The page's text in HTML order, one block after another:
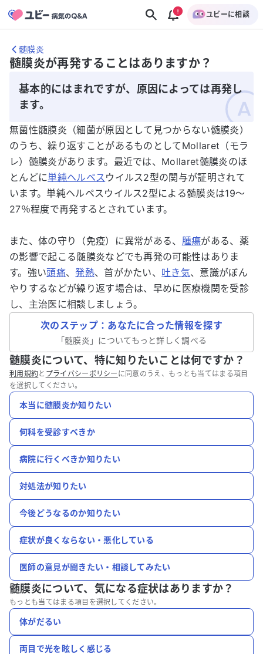
ユビーに相談
髄膜炎
髄膜炎が再発することはありますか？
基本的にはまれですが、原因によっては再発し
ます。
無菌性髄膜炎（細菌が原因として見つからない髄膜炎）
のうち、繰り返すことがあるものとしてMollaret（モラ
レ）髄膜炎があります。最近では、Mollaret髄膜炎のほ
とんどに単純ヘルペス ウイルス2型の関与が証明されて
います。単純ヘルペスウイルス2型による髄膜炎は19〜
27％程度で再発するとされています。
また、体の守り（免疫）に異常がある、 腫瘍がある、薬
の影響で起こる髄膜炎などでも再発の可能性はありま
す。強い頭痛、発熱、首がかたい、 吐き気、意識がぼん
やりするなどが繰り返す場合は、早めに医療機関を受診
し、主治医に相談しましょう。
次のステップ：あなたに合った情報を探す
「髄膜炎 」についてもっと詳しく調べる
髄膜炎について、特に知りたいことは何ですか？
利用規約と プライバシーポリシー に同意のうえ、もっとも当てはまる項目
を選択してください。
本当に髄膜炎か知りたい
何科を受診すべきか
病院に行くべきか知りたい
対処法が知りたい
今後どうなるのか知りたい
症状が良くならない・悪化している
医師の意見が聞きたい・相談してみたい
髄膜炎について、 気になる症状はありますか？
もっとも当てはまる項目を選択してください。
体がだるい
両目で光を眩しく感じる